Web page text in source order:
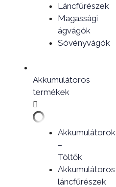
Láncfűrészek
Magassági
ágvágók
Sövényvágók
Akkumulátoros
termékek
Akkumulátorok
–
Töltők
Akkumulátoros
láncfűrészek